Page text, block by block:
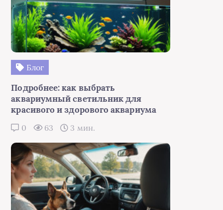
Блог
Подробнее: как выбрать
аквариумный светильник для
красивого и здорового аквариума
0 63 3 мин.